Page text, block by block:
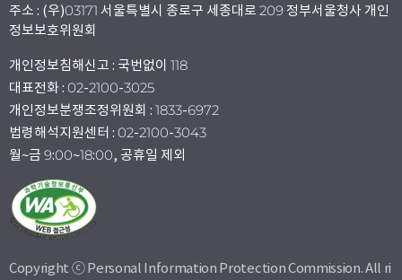
주소 : (우)03171 서울특별시 종로구 세종대로 209 정부서울청사 개인
정보보호위원회
개인정보침해신고 : 국번없이 118
대표전화 : 02-2100-3025
개인정보분쟁조정위원회 : 1833-6972
법령해석지원센터 : 02-2100-3043
월~금 9:00~18:00, 공휴일 제외
Copyright ⓒ Personal Information Protection Commission. All ri